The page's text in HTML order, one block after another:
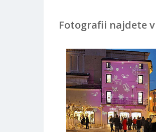
Fotografii najdete